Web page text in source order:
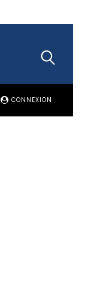
CONNEXION